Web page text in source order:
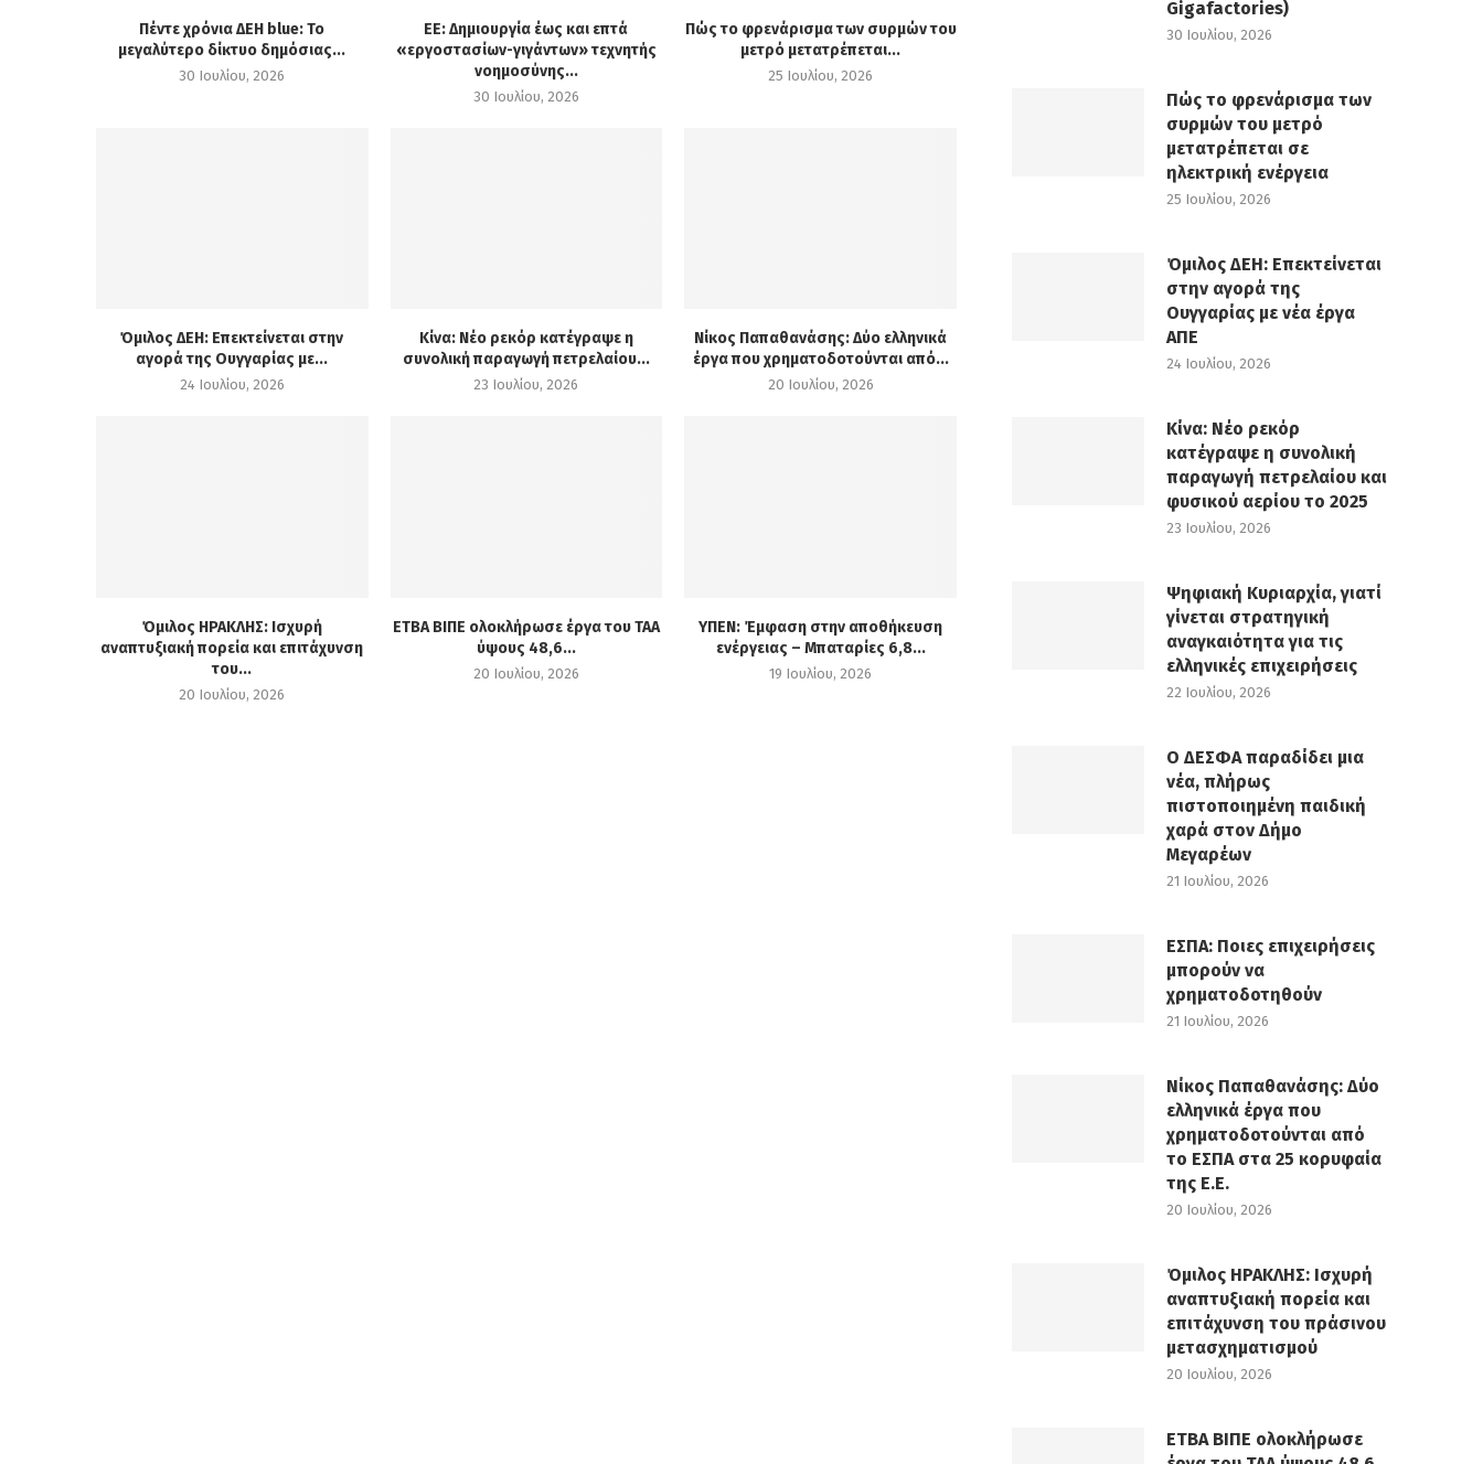
Πέντε χρόνια ΔΕΗ blue: Το
μεγαλύτερο δίκτυο δημόσιας...
30 Ιουλίου, 2026
ΕΕ: Δημιουργία έως και επτά
«εργοστασίων-γιγάντων» τεχνητής
νοημοσύνης...
30 Ιουλίου, 2026
Πώς το φρενάρισμα των συρμών του
μετρό μετατρέπεται...
25 Ιουλίου, 2026
Όμιλος ΔΕΗ: Επεκτείνεται στην
αγορά της Ουγγαρίας με...
24 Ιουλίου, 2026
Κίνα: Νέο ρεκόρ κατέγραψε η
συνολική παραγωγή πετρελαίου...
23 Ιουλίου, 2026
Νίκος Παπαθανάσης: Δύο ελληνικά
έργα που χρηματοδοτούνται από...
20 Ιουλίου, 2026
Όμιλος ΗΡΑΚΛΗΣ: Ισχυρή
αναπτυξιακή πορεία και επιτάχυνση
του...
20 Ιουλίου, 2026
ΕΤΒΑ ΒΙΠΕ ολοκλήρωσε έργα του ΤΑΑ
ύψους 48,6...
20 Ιουλίου, 2026
ΥΠΕΝ: Έμφαση στην αποθήκευση
ενέργειας – Μπαταρίες 6,8...
19 Ιουλίου, 2026
Gigafactories)
30 Ιουλίου, 2026
Πώς το φρενάρισμα των
συρμών του μετρό
μετατρέπεται σε
ηλεκτρική ενέργεια
25 Ιουλίου, 2026
Όμιλος ΔΕΗ: Επεκτείνεται
στην αγορά της
Ουγγαρίας με νέα έργα
ΑΠΕ
24 Ιουλίου, 2026
Κίνα: Νέο ρεκόρ
κατέγραψε η συνολική
παραγωγή πετρελαίου και
φυσικού αερίου το 2025
23 Ιουλίου, 2026
Ψηφιακή Κυριαρχία, γιατί
γίνεται στρατηγική
αναγκαιότητα για τις
ελληνικές επιχειρήσεις
22 Ιουλίου, 2026
Ο ΔΕΣΦΑ παραδίδει μια
νέα, πλήρως
πιστοποιημένη παιδική
χαρά στον Δήμο
Μεγαρέων
21 Ιουλίου, 2026
ΕΣΠΑ: Ποιες επιχειρήσεις
μπορούν να
χρηματοδοτηθούν
21 Ιουλίου, 2026
Νίκος Παπαθανάσης: Δύο
ελληνικά έργα που
χρηματοδοτούνται από
το ΕΣΠΑ στα 25 κορυφαία
της Ε.Ε.
20 Ιουλίου, 2026
Όμιλος ΗΡΑΚΛΗΣ: Ισχυρή
αναπτυξιακή πορεία και
επιτάχυνση του πράσινου
μετασχηματισμού
20 Ιουλίου, 2026
ΕΤΒΑ ΒΙΠΕ ολοκλήρωσε